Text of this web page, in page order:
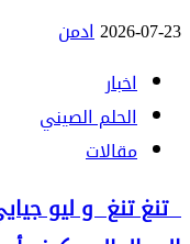
2026-07-23ادمن
اخبار
الحلم الصيني
مقالات
تنغ تنغ و ليو